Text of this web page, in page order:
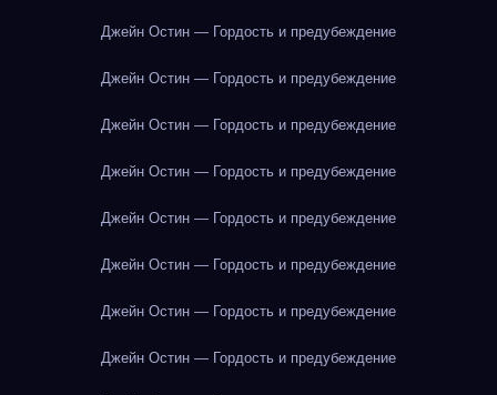
Джейн Остин — Гордость и предубеждение
Джейн Остин — Гордость и предубеждение
Джейн Остин — Гордость и предубеждение
Джейн Остин — Гордость и предубеждение
Джейн Остин — Гордость и предубеждение
Джейн Остин — Гордость и предубеждение
Джейн Остин — Гордость и предубеждение
Джейн Остин — Гордость и предубеждение